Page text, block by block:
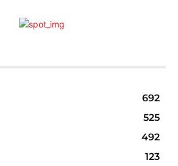
692
525
492
123